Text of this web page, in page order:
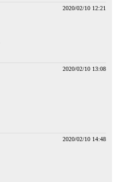
2020/02/10 12:21
2020/02/10 13:08
2020/02/10 14:48